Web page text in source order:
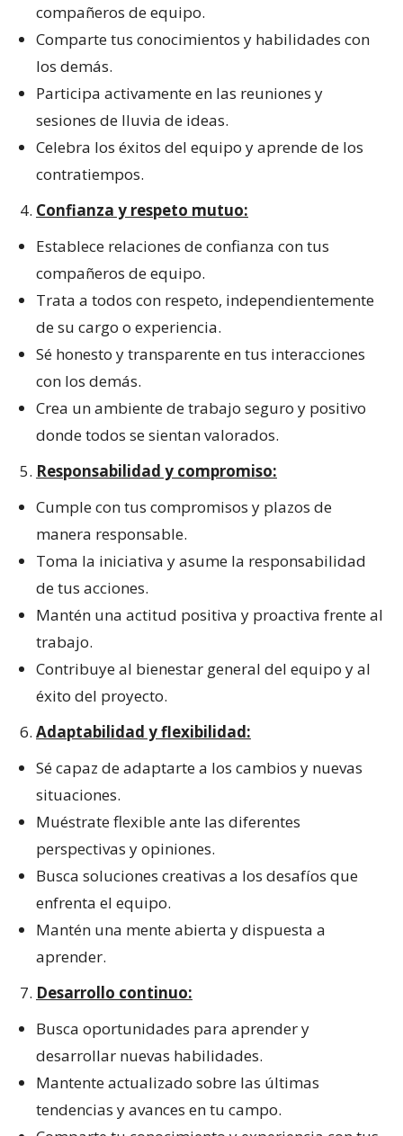
compañeros de equipo.
Comparte tus conocimientos y habilidades con
los demás.
Participa activamente en las reuniones y
sesiones de lluvia de ideas.
Celebra los éxitos del equipo y aprende de los
contratiempos.
Confianza y respeto mutuo:
Establece relaciones de confianza con tus
compañeros de equipo.
Trata a todos con respeto, independientemente
de su cargo o experiencia.
Sé honesto y transparente en tus interacciones
con los demás.
Crea un ambiente de trabajo seguro y positivo
donde todos se sientan valorados.
Responsabilidad y compromiso:
Cumple con tus compromisos y plazos de
manera responsable.
Toma la iniciativa y asume la responsabilidad
de tus acciones.
Mantén una actitud positiva y proactiva frente al
trabajo.
Contribuye al bienestar general del equipo y al
éxito del proyecto.
Adaptabilidad y flexibilidad:
Sé capaz de adaptarte a los cambios y nuevas
situaciones.
Muéstrate flexible ante las diferentes
perspectivas y opiniones.
Busca soluciones creativas a los desafíos que
enfrenta el equipo.
Mantén una mente abierta y dispuesta a
aprender.
Desarrollo continuo:
Busca oportunidades para aprender y
desarrollar nuevas habilidades.
Mantente actualizado sobre las últimas
tendencias y avances en tu campo.